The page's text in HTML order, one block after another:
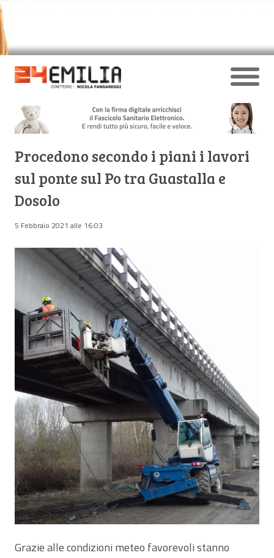
Procedono secondo i piani i lavori
sul ponte sul Po tra Guastalla e
Dosolo
5 Febbraio 2021 alle 16:03
Grazie alle condizioni meteo favorevoli stanno